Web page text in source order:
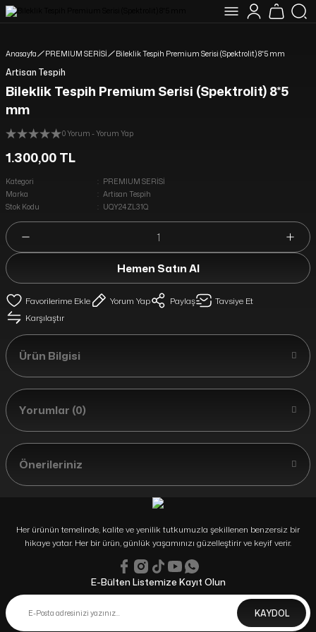
YENİ MÜŞTERİLERİMİZE ÖZEL %10 İNDİRİM HEDİYE ÇEKİ KODU: ILK10
16:00 A KADAR VERİLEN SİPARİŞLER AYNI GÜN KARGODA
Anasayfa PREMIUM SERİSİ Bileklik Tespih Premium Serisi (Spektrolit) 8*5 mm
Artisan Tespih
Bileklik Tespih Premium Serisi (Spektrolit) 8*5
mm
0 Yorum - Yorum Yap
1.300,00 TL
Kategori
PREMIUM SERİSİ
Marka
Artisan Tespih
Stok Kodu
UQY24ZL31Q
Hemen Satın Al
Yorum Yap Paylaş
Tavsiye Et
Karşılaştır
Ürün Bilgisi
Yorumlar (0)
Önerileriniz
Her ürünün temelinde, kalite ve yenilik tutkumuzla şekillenen benzersiz bir
hikaye yatar. Her bir ürün, günlük yaşamınızı güzelleştirir ve keyif verir.
E-Bülten Listemize Kayıt Olun
KAYDOL